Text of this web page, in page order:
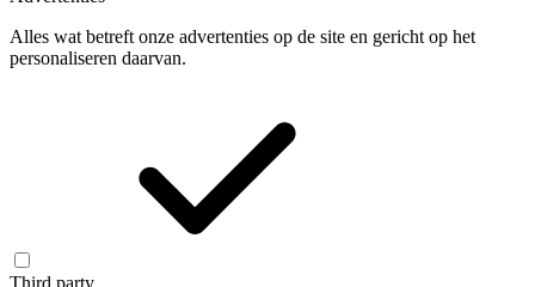
Alles wat betreft onze advertenties op de site en gericht op het
personaliseren daarvan.